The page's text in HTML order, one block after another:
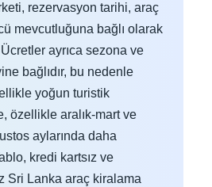
rezervasyon tarihi, araç
mevcutluğuna bağlı olarak
ayrıca sezona ve
bağlıdır, bu nedenle
yoğun turistik
özellikle aralık-mart ve
aylarında daha
kredi kartsız ve
Sri Lanka araç kiralama